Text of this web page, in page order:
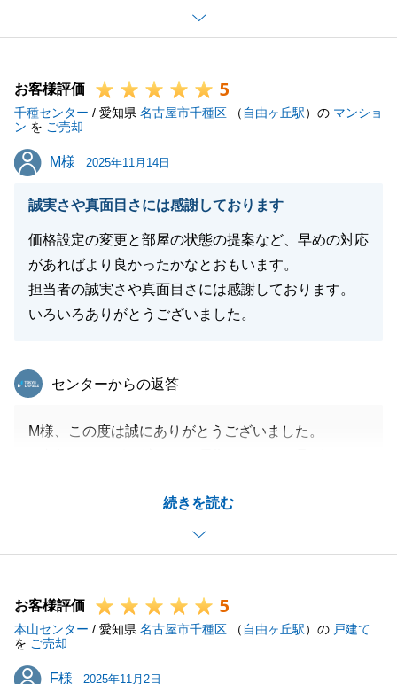
るお取引となり、非常に嬉しく思います。
もし、また不動産売買につき機会がございましたら、
しくお願いいたします。
お客様評価 5
千種センター / 愛知県 名古屋市千種区 （ 自由ヶ丘駅）の マンショ
ン を ご売却
M様
M様 2025年11月14日
誠実さや真面目さには感謝しております
価格設定の変更と部屋の状態の提案など、早めの対応
があればより良かったかなとおもいます。
担当者の誠実さや真面目さには感謝しております。
いろいろありがとうございました。
続きを読む
東急リバブル
センターからの返答
M様、この度は誠にありがとうございました。
お引き渡しまでの間、M様には都度ご協力いただき、
心より感謝申し上げます。
とができました。改めて御礼申し上げます。
今後とも弊社へのご愛顧を賜りますよう、何卒よろし
くお願い申し上げます。
お客様評価 5
本山センター / 愛知県 名古屋市千種区 （ 自由ヶ丘駅）の 戸建て
を ご売却
F様
F様 2025年11月2日